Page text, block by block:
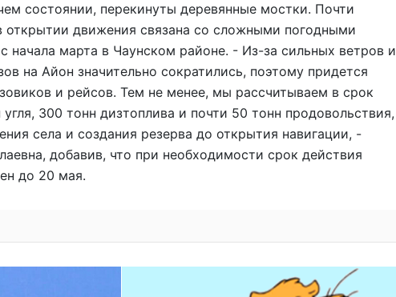
состоянии, перекинуты деревянные мостки. Почти
открытии движения связана со сложными погодными
начала марта в Чаунском районе. - Из-за сильных ветров и
на Айон значительно сократились, поэтому придется
и рейсов. Тем не менее, мы рассчитываем в срок
300 тонн дизтоплива и почти 50 тонн продовольствия,
села и создания резерва до открытия навигации, -
добавив, что при необходимости срок действия
до 20 мая.